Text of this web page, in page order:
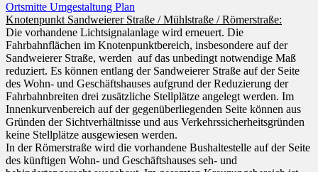
Ortsmitte Umgestaltung Plan
Knotenpunkt Sandweierer Straße / Mühlstraße / Römerstraße:
Die vorhandene Lichtsignalanlage wird erneuert. Die
Fahrbahnflächen im Knotenpunktbereich, insbesondere auf der
Sandweierer Straße, werden auf das unbedingt notwendige Maß
reduziert. Es können entlang der Sandweierer Straße auf der Seite
des Wohn- und Geschäftshauses aufgrund der Reduzierung der
Fahrbahnbreiten drei zusätzliche Stellplätze angelegt werden. Im
Innenkurvenbereich auf der gegenüberliegenden Seite können aus
Gründen der Sichtverhältnisse und aus Verkehrssicherheitsgründen
keine Stellplätze ausgewiesen werden.
In der Römerstraße wird die vorhandene Bushaltestelle auf der Seite
des künftigen Wohn- und Geschäftshauses seh- und